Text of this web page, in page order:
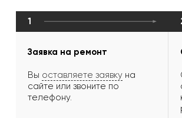
1
Заявка на ремонт
Вы оставляете заявку на
сайте или звоните по
телефону.